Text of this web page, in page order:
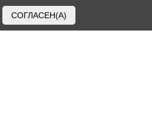
СОГЛАСЕН(А)